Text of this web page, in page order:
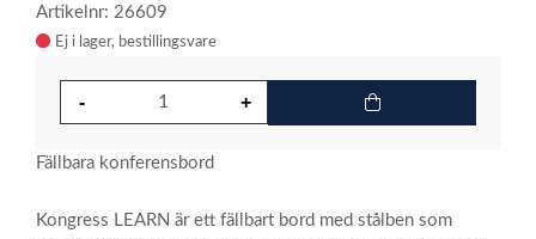
Artikelnr: 26609
Ej i lager
Fällbara konferensbord
Kongress LEARN är ett fällbart bord med stålben som